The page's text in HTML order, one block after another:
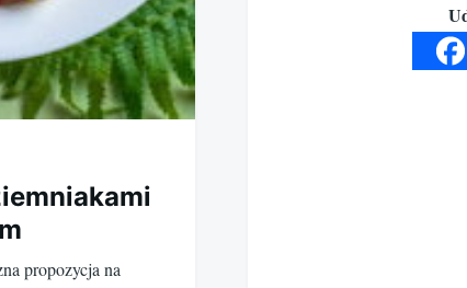
propozycja na